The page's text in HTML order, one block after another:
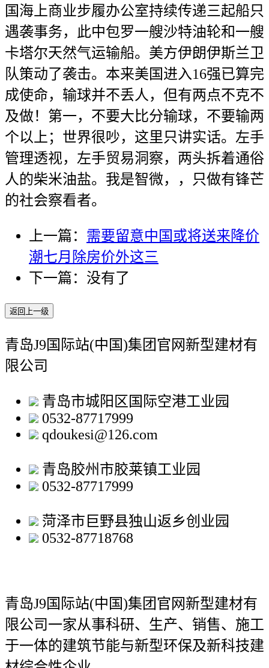
国海上商业步履办公室持续传递三起船只
遇袭事务，此中包罗一艘沙特油轮和一艘
卡塔尔天然气运输船。美方伊朗伊斯兰卫
队策动了袭击。本来美国进入16强已算完
成使命，输球并不丢人，但有两点不克不
及做！第一，不要大比分输球，不要输两
个以上；世界很吵，这里只讲实话。左手
管理透视，左手贸易洞察，两头拆着通俗
人的柴米油盐。我是智微，，只做有锋芒
的社会察看者。
上一篇： 需要留意中国或将送来降价
潮七月除房价外这三
下一篇：没有了
返回上一级
青岛J9国际站(中国)集团官网新型建材有
限公司
青岛市城阳区国际空港工业园
0532-87717999
qdoukesi@126.com
青岛胶州市胶莱镇工业园
0532-87717999
菏泽市巨野县独山返乡创业园
0532-87718768
青岛J9国际站(中国)集团官网新型建材有
限公司一家从事科研、生产、销售、施工
于一体的建筑节能与新型环保及新科技建